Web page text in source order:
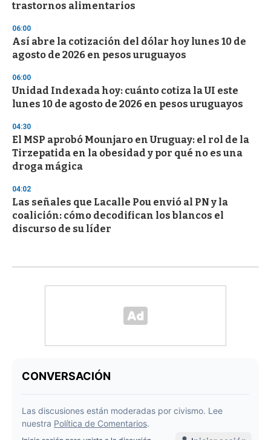
trastornos alimentarios
06:00
Así abre la cotización del dólar hoy lunes 10 de
agosto de 2026 en pesos uruguayos
06:00
Unidad Indexada hoy: cuánto cotiza la UI este
lunes 10 de agosto de 2026 en pesos uruguayos
04:30
El MSP aprobó Mounjaro en Uruguay: el rol de la
Tirzepatida en la obesidad y por qué no es una
droga mágica
04:02
Las señales que Lacalle Pou envió al PN y la
coalición: cómo decodifican los blancos el
discurso de su líder